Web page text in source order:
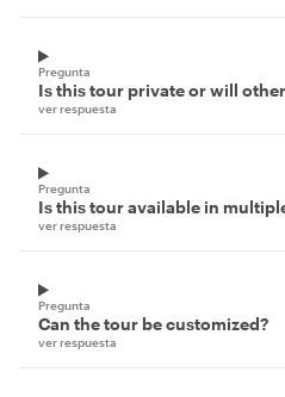
Pregunta
Is this tour private or will
ver respuesta
Pregunta
Is this tour available in
ver respuesta
Pregunta
Can the tour be customized?
ver respuesta